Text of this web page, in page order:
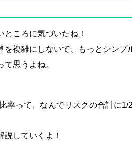
ころに気づいたね！
を複雑にしないで、もっとシンプ
て思うよね。
率って、なんでリスクの合計に1/
説していくよ！